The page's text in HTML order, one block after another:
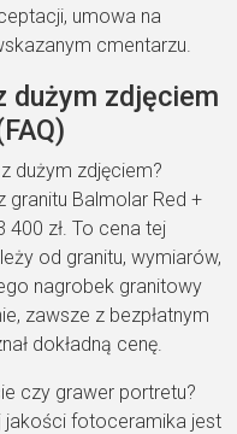
umowa na
cmentarzu.
dużym zdjęciem
dużym zdjęciem?
Balmolar Red +
zł. To cena tej
od granitu, wymiarów,
nagrobek granitowy
zawsze z bezpłatnym
dokładną cenę.
czy grawer portretu?
jakości fotoceramika jest